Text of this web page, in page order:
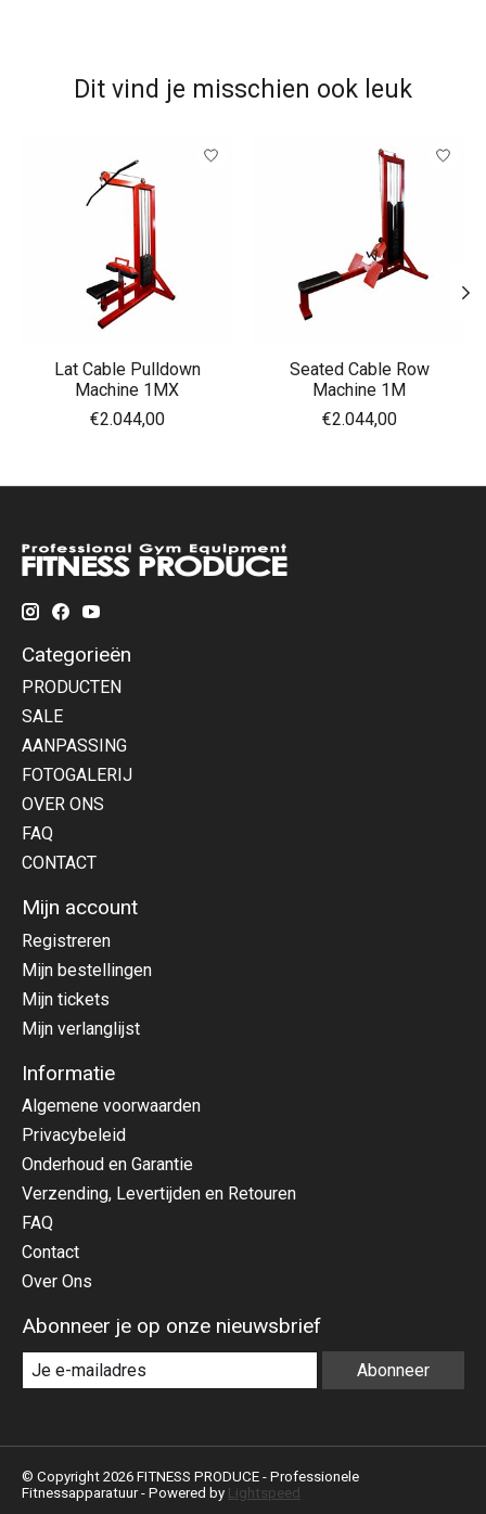
Dit vind je misschien ook leuk
Items van productcarrousel
Lat Cable Pulldown
Machine 1MX
€2.044,00
Seated Cable Row
Machine 1M
€2.044,00
Categorieën
PRODUCTEN
SALE
AANPASSING
FOTOGALERIJ
OVER ONS
FAQ
CONTACT
Mijn account
Registreren
Mijn bestellingen
Mijn tickets
Mijn verlanglijst
Informatie
Algemene voorwaarden
Privacybeleid
Onderhoud en Garantie
Verzending, Levertijden en Retouren
FAQ
Contact
Over Ons
Abonneer je op onze nieuwsbrief
Abonneer
© Copyright 2026 FITNESS PRODUCE - Professionele
Fitnessapparatuur - Powered by Lightspeed